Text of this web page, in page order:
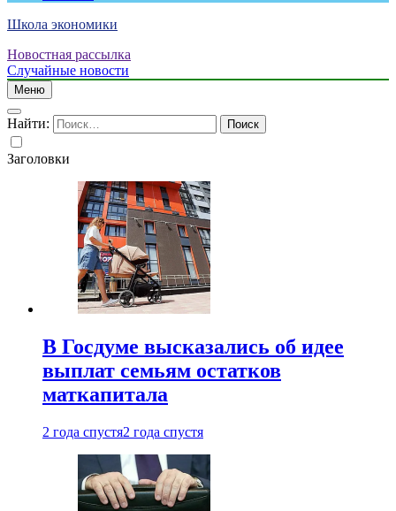
Школа экономики
Новостная рассылка
Случайные новости
Меню
Найти:
Заголовки
В Госдуме высказались об идее
выплат семьям остатков
маткапитала
2 года спустя2 года спустя